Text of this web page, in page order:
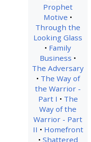
Prophet
Motive
Through the
Looking Glass
Family
Business
The Adversary
The Way of
the Warrior -
Part I
The
Way of the
Warrior - Part
II
Homefront
Shattered